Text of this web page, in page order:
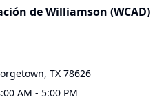
de Williamson (WCAD)
TX 78626
AM - 5:00 PM